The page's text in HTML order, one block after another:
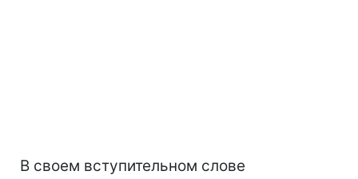
В своем вступительном слове